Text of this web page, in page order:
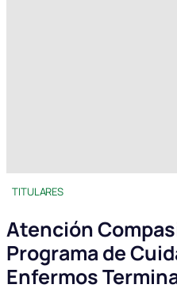
TITULARES
Atención
Programa de
Enfermos